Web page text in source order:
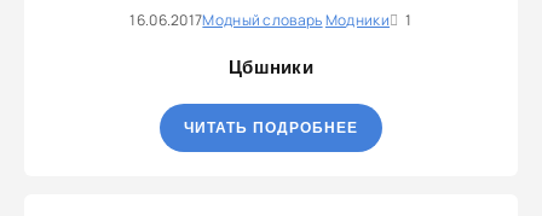
16.06.2017Модный словарьМодники 1
Цбшники
ЧИТАТЬ ПОДРОБНЕЕ